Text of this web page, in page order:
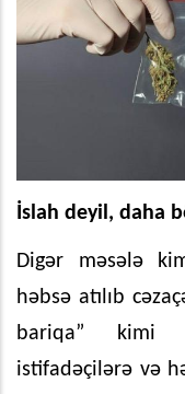
İslah deyil, daha
Digər məsələ
həbsə atılıb
bariqa” kimi
istifadəçilərə və